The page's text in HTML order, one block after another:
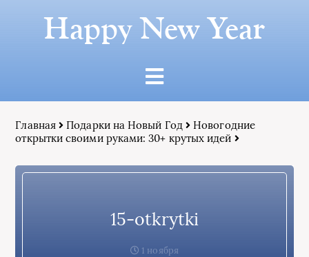
Happy New Year
Главная Подарки на Новый Год
Новогодние
открытки своими руками: 30+ крутых идей
15-otkrytki
1 ноября